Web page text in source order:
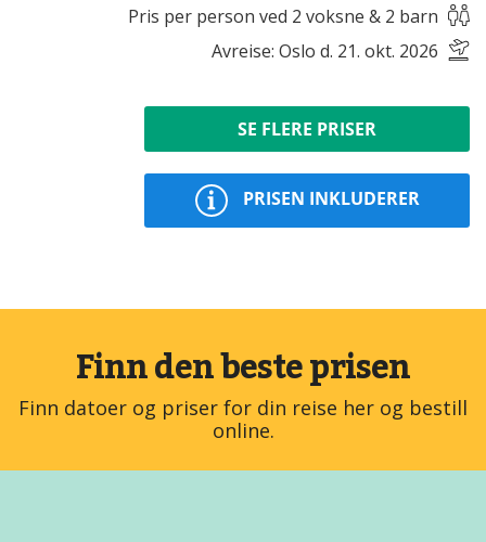
Pris per person ved 2 voksne & 2 barn
Avreise: Oslo d. 21. okt. 2026
SE FLERE PRISER
PRISEN INKLUDERER
Finn den beste prisen
Finn datoer og priser for din reise her og bestill
online.